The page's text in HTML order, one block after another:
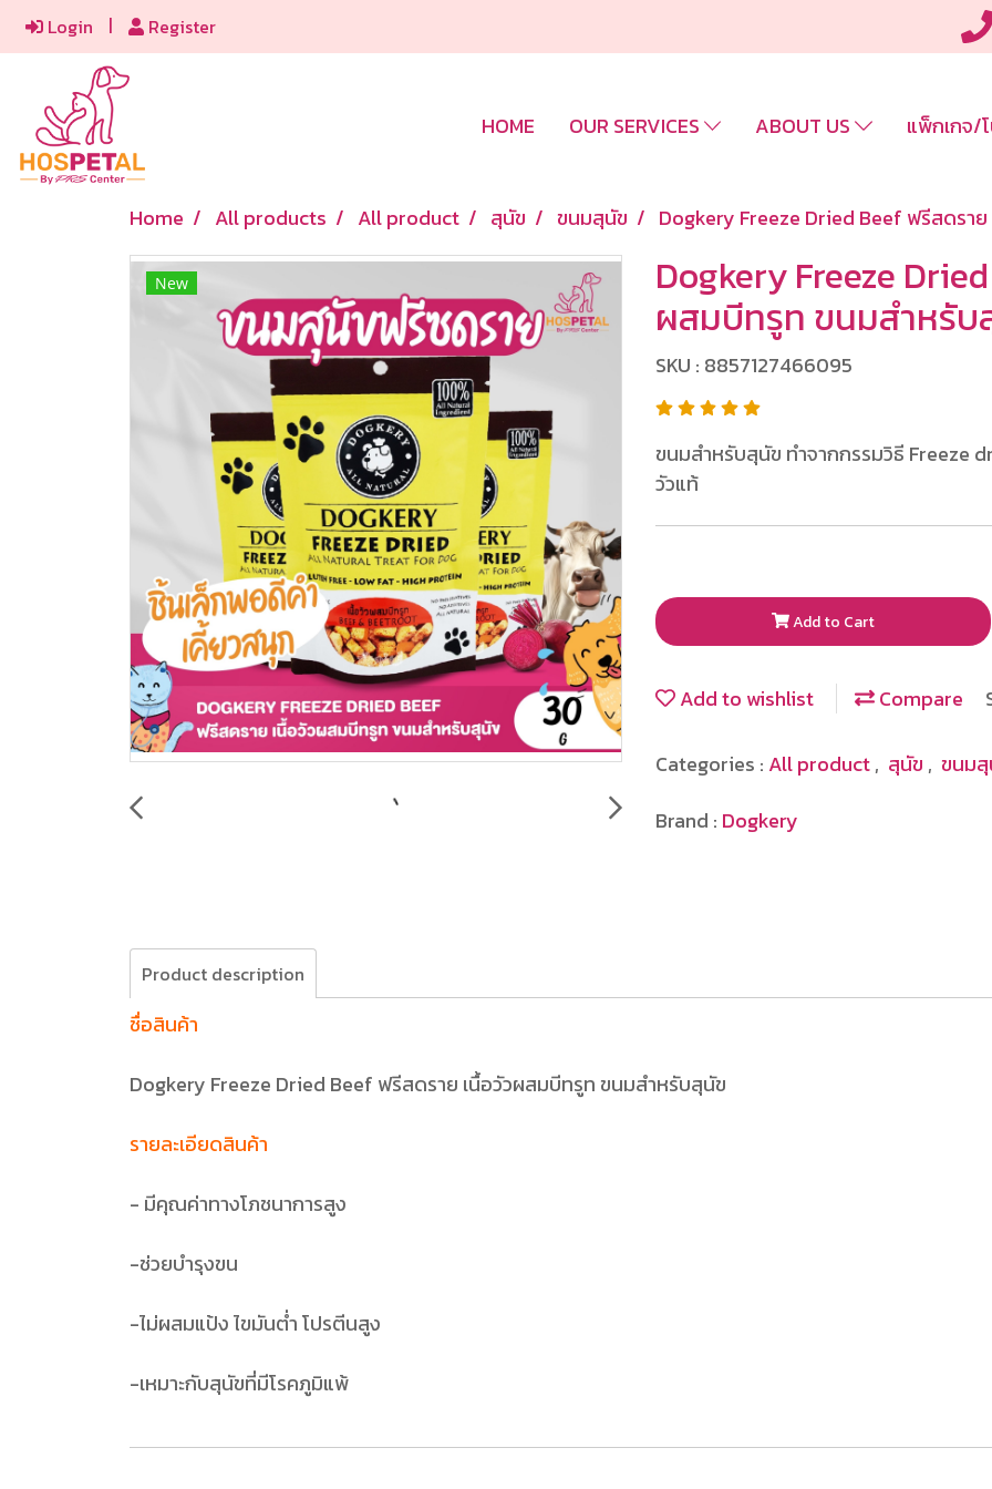
Login Register
HOME OUR SERVICES ABOUT US แพ็กเกจ/
Home All products All product สุนัข ขนมสุนัข Dogkery Freeze Dried Beef ฟรีสดรา
New Dogkery Freeze
ผสมบีทรูท ขนมสำหรับ
SKU : 8857127466095
ขนมสำหรับสุนัข ทำจากกรรมวิธี Freeze
วัวแท้
Add to Cart
Add to wishlist Compare
Categories : All product, สุนัข , ขนม
Brand : Dogkery
Product description
ชื่อสินค้า
Dogkery Freeze Dried Beef ฟรีสดราย เนื้อวัวผสมบีทรูท ขนมสำหรับสุนัข
รายละเอียดสินค้า
- มีคุณค่าทางโภชนาการสูง
-ช่วยบำรุงขน
-ไม่ผสมแป้ง ไขมันต่ำ โปรตีนสูง
-เหมาะกับสุนัขที่มีโรคภูมิแพ้